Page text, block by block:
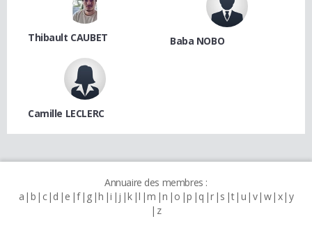
Thibault CAUBET Baba NOBO
Camille LECLERC
Annuaire des membres :
a b c d e f g h i j k l m n o p q r s t u v w x y
z